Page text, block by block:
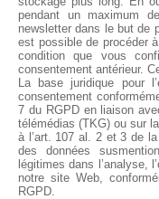
pendant un maximum
newsletter dans le but de
est possible de procéder
condition que vous
consentement antérieur.
La base juridique pour
consentement
7 du RGPD en liaison
télémédias (TKG) ou sur
à l’art. 107 al. 2 et 3 de
des données
légitimes dans l’analyse,
notre site Web,
RGPD.